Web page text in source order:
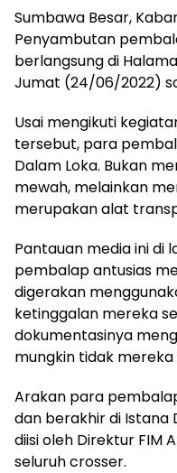
Sumbawa Besar,
Penyambutan
berlangsung di
Jumat (24/06/2022)
Usai mengikuti
tersebut, para
Dalam Loka. Bukan
mewah, melainkan
merupakan alat
Pantauan media ini di
pembalap antusias
digerakan
ketinggalan mereka
dokumentasinya
mungkin tidak
Arakan para
dan berakhir di Istana
diisi oleh Direktur FIM
seluruh crosser.